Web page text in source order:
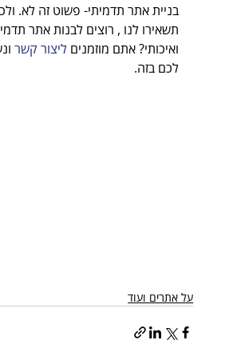
בניית אתר תדמיתי- פשוט זה לא.
תשאירו לנו , רוצים לבנות אתר
ואיכותי? אתם מוזמנים ליצור קשר
לכם בזה.
על אתרים ועוד